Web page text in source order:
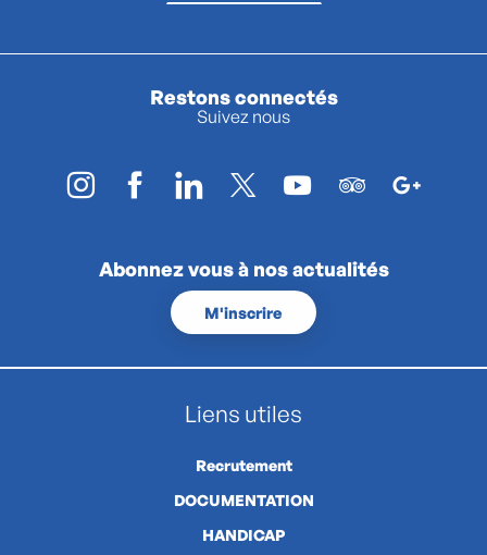
Restons connectés
Suivez nous
Abonnez vous à nos actualités
M'inscrire
Liens utiles
Recrutement
DOCUMENTATION
HANDICAP